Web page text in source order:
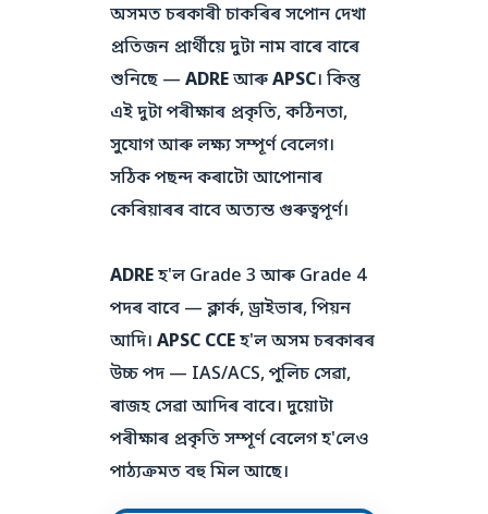
অসমত চৰকাৰী চাকৰিৰ সপোন দেখা
প্ৰতিজন প্ৰাৰ্থীয়ে দুটা নাম বাৰে বাৰে
শুনিছে — ADREআৰুAPSC। কিন্তু
এই দুটা পৰীক্ষাৰ প্ৰকৃতি, কঠিনতা,
সুযোগ আৰু লক্ষ্য সম্পূৰ্ণ বেলেগ।
সঠিক পছন্দ কৰাটো আপোনাৰ
কেৰিয়াৰৰ বাবে অত্যন্ত গুৰুত্বপূৰ্ণ।
ADREহ'ল Grade 3 আৰু Grade 4
পদৰ বাবে — ক্লাৰ্ক, ড্ৰাইভাৰ, পিয়ন
আদি। APSC CCEহ'ল অসম চৰকাৰৰ
উচ্চ পদ — IAS/ACS, পুলিচ সেৱা,
ৰাজহ সেৱা আদিৰ বাবে। দুয়োটা
পৰীক্ষাৰ প্ৰকৃতি সম্পূৰ্ণ বেলেগ হ'লেও
পাঠ্যক্ৰমত বহু মিল আছে।